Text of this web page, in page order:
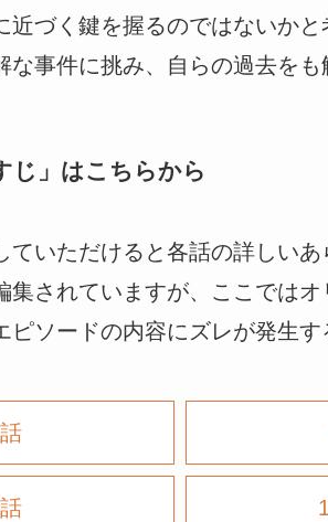
近づく鍵を握るのではないか
な事件に挑み、自らの過去を
じ 」はこちらから
いただけると各話の詳しいあ
集されていますが、ここでは
ソードの内容にズレが発生す